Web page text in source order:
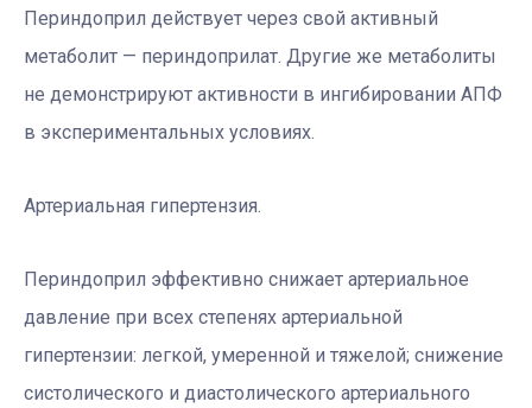
Периндоприл действует через свой активный
метаболит — периндоприлат. Другие же метаболиты
не демонстрируют активности в ингибировании АПФ
в экспериментальных условиях.
Артериальная гипертензия.
Периндоприл эффективно снижает артериальное
давление при всех степенях артериальной
гипертензии: легкой, умеренной и тяжелой; снижение
систолического и диастолического артериального